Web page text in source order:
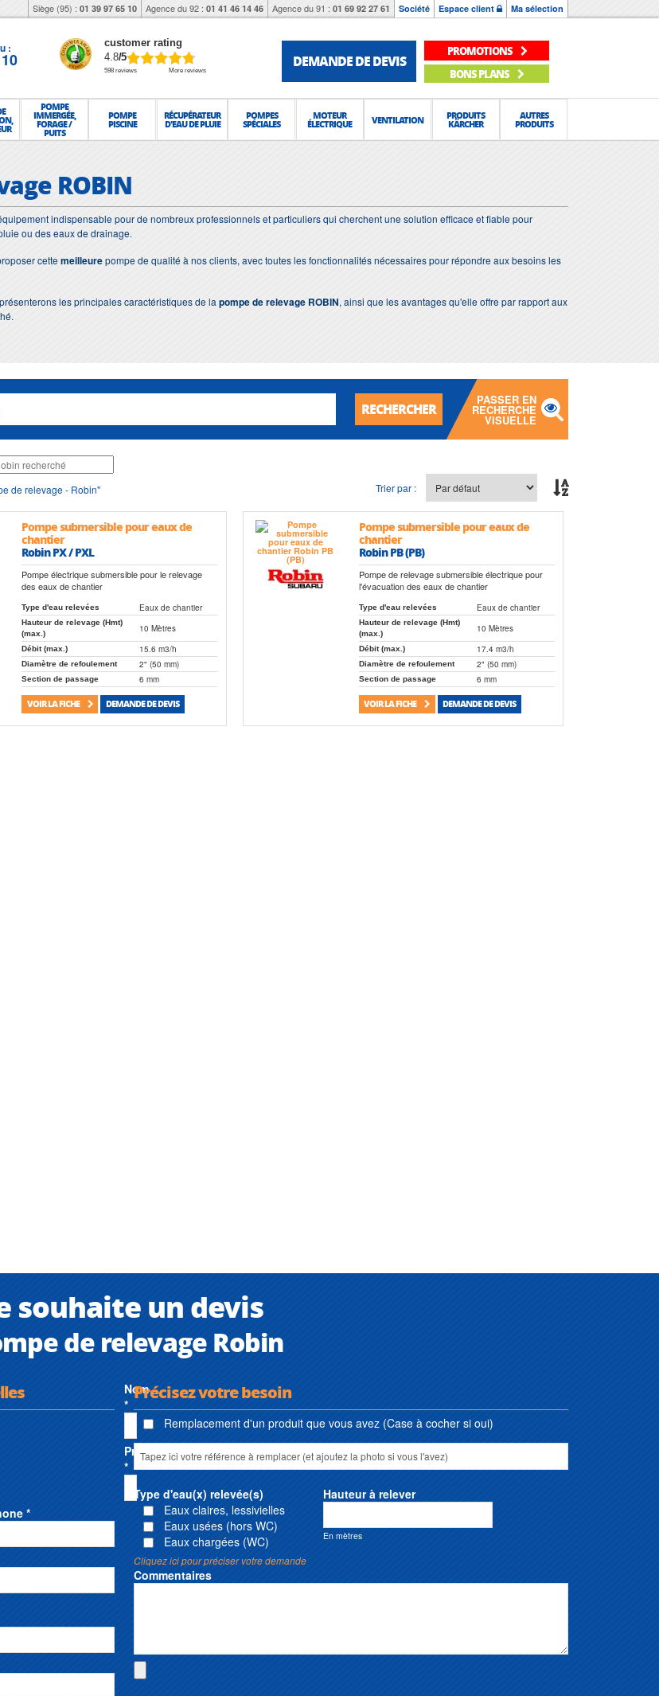
Siège (95) : 01 39 97 65 10 Agence du 92 : 01 41 46 14 46 Agence du 91 : 01 69 92 27 61 Société Espace client Ma sélection
: customer rating
4.8/5
598 reviews More reviews
DEMANDE DE DEVIS
PROMOTIONS
BONS PLANS
POMPE
IMMERGÉE,
FORAGE /
PUITS
POMPE
PISCINE
RÉCUPÉRATEUR
D'EAU DE PLUIE
POMPES
SPÉCIALES
MOTEUR
ÉLECTRIQUE VENTILATION PRODUITS
KÄRCHER
AUTRES
PRODUITS
ROBIN
indispensable pour de nombreux professionnels et particuliers qui cherchent une solution efficace et fiable pour
ou des eaux de drainage.
cettemeilleurepompe de qualité à nos clients, avec toutes les fonctionnalités nécessaires pour répondre aux besoins les
les principales caractéristiques de la pompe de relevage ROBIN, ainsi que les avantages qu'elle offre par rapport aux
RECHERCHER
PASSER EN
RECHERCHE
VISUELLE
de relevage - Robin" Trier par :
Pompe submersible pour eaux de
chantier
Robin PX / PXL
Pompe électrique submersible pour le relevage
des eaux de chantier
Type d'eau relevées Eaux de chantier
Hauteur de relevage (Hmt)
(max.)
10 Mètres
Débit (max.) 15.6 m3/h
Diamètre de refoulement 2" (50 mm)
Section de passage 6 mm
VOIR LA FICHE DEMANDE DE DEVIS
Pompe submersible pour eaux de
chantier
Robin PB (PB)
Pompe de relevage submersible électrique pour
l'évacuation des eaux de chantier
Type d'eau relevées Eaux de chantier
Hauteur de relevage (Hmt)
(max.)
10 Mètres
Débit (max.) 17.4 m3/h
Diamètre de refoulement 2" (50 mm)
Section de passage 6 mm
VOIR LA FICHE DEMANDE DE DEVIS
souhaite un devis
de relevage Robin
Nom
*
Prénom
*
*
Précisez votre besoin
Remplacement d'un produit que vous avez (Case à cocher si oui)
Type d'eau(x) relevée(s)
Eaux claires, lessivielles
Eaux usées (hors WC)
Eaux chargées (WC)
Hauteur à relever
En mètres
Cliquez ici pour préciser votre demande
Commentaires